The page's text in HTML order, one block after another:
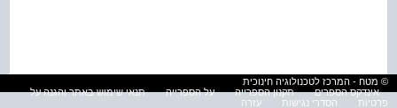
© מטח - המרכז לטכנולוגיה חינוכית
אינדקס הספרים
תקנון הספרייה על הספרייה
תנאי שימוש באתר והגנה על
פרטיות
הסדרי נגישות עזרה